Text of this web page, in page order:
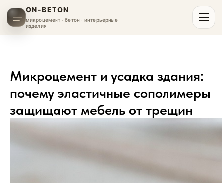
ON-BETON
микроцемент · бетон · интерьерные
изделия
Микроцемент и усадка здания:
почему эластичные сополимеры
защищают мебель от трещин